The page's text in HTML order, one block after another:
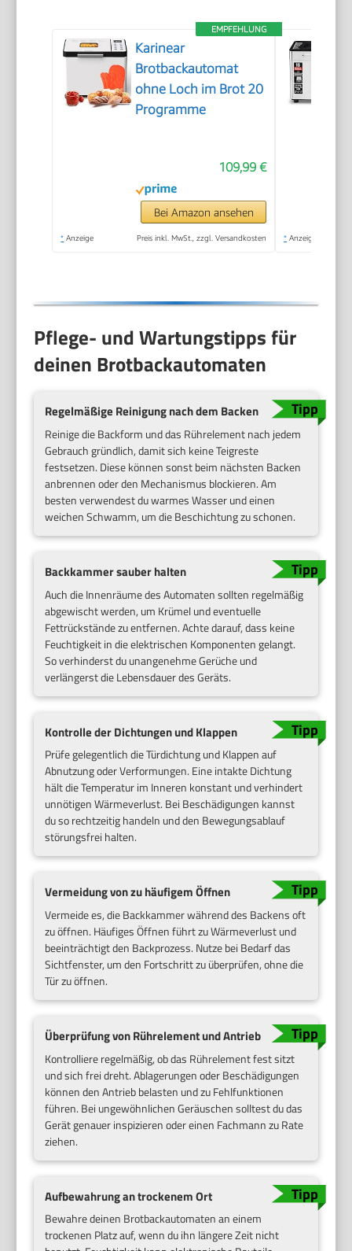
EMPFEHLUNG
Karinear
Brotbackautomat
ohne Loch im Brot 20
Programme
109,99 €
Bei Amazon ansehen
* Anzeige Preis inkl. MwSt., zzgl. Versandkosten * Anzeige
Pflege- und Wartungstipps für
deinen Brotbackautomaten
Regelmäßige Reinigung nach dem Backen
Reinige die Backform und das Rührelement nach jedem
Gebrauch gründlich, damit sich keine Teigreste
festsetzen. Diese können sonst beim nächsten Backen
anbrennen oder den Mechanismus blockieren. Am
besten verwendest du warmes Wasser und einen
weichen Schwamm, um die Beschichtung zu schonen.
Backkammer sauber halten
Auch die Innenräume des Automaten sollten regelmäßig
abgewischt werden, um Krümel und eventuelle
Fettrückstände zu entfernen. Achte darauf, dass keine
Feuchtigkeit in die elektrischen Komponenten gelangt.
So verhinderst du unangenehme Gerüche und
verlängerst die Lebensdauer des Geräts.
Kontrolle der Dichtungen und Klappen
Prüfe gelegentlich die Türdichtung und Klappen auf
Abnutzung oder Verformungen. Eine intakte Dichtung
hält die Temperatur im Inneren konstant und verhindert
unnötigen Wärmeverlust. Bei Beschädigungen kannst
du so rechtzeitig handeln und den Bewegungsablauf
störungsfrei halten.
Vermeidung von zu häufigem Öffnen
Vermeide es, die Backkammer während des Backens oft
zu öffnen. Häufiges Öffnen führt zu Wärmeverlust und
beeinträchtigt den Backprozess. Nutze bei Bedarf das
Sichtfenster, um den Fortschritt zu überprüfen, ohne die
Tür zu öffnen.
Überprüfung von Rührelement und Antrieb
Kontrolliere regelmäßig, ob das Rührelement fest sitzt
und sich frei dreht. Ablagerungen oder Beschädigungen
können den Antrieb belasten und zu Fehlfunktionen
führen. Bei ungewöhnlichen Geräuschen solltest du das
Gerät genauer inspizieren oder einen Fachmann zu Rate
ziehen.
Aufbewahrung an trockenem Ort
Bewahre deinen Brotbackautomaten an einem
trockenen Platz auf, wenn du ihn längere Zeit nicht